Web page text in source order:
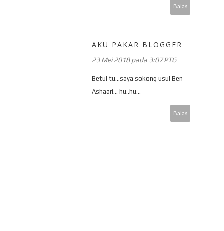
Balas
AKU PAKAR BLOGGER
23 Mei 2018 pada 3:07 PTG
Betul tu...saya sokong usul Ben
Ashaari... hu..hu...
Balas